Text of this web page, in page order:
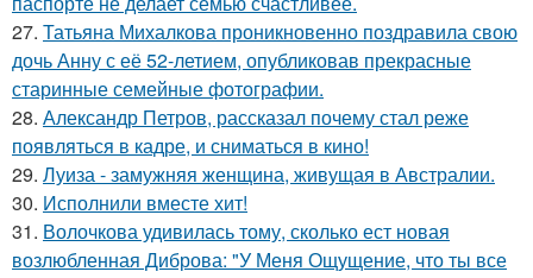
27. Татьяна Михалкова проникновенно поздравила свою
дочь Анну с её 52-летием, опубликовав прекрасные
старинные семейные фотографии.
28. Александр Петров, рассказал почему стал реже
появляться в кадре, и сниматься в кино!
29. Луиза - замужняя женщина, живущая в Австралии.
30. Исполнили вместе хит!
31. Волочкова удивилась тому, сколько ест новая
возлюбленная Диброва: "У Меня Ощущение, что ты все